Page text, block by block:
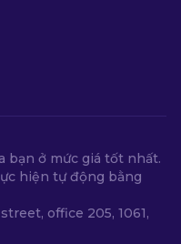
bạn ở mức giá tốt nhất.
hiện tự động bằng
office 205, 1061,